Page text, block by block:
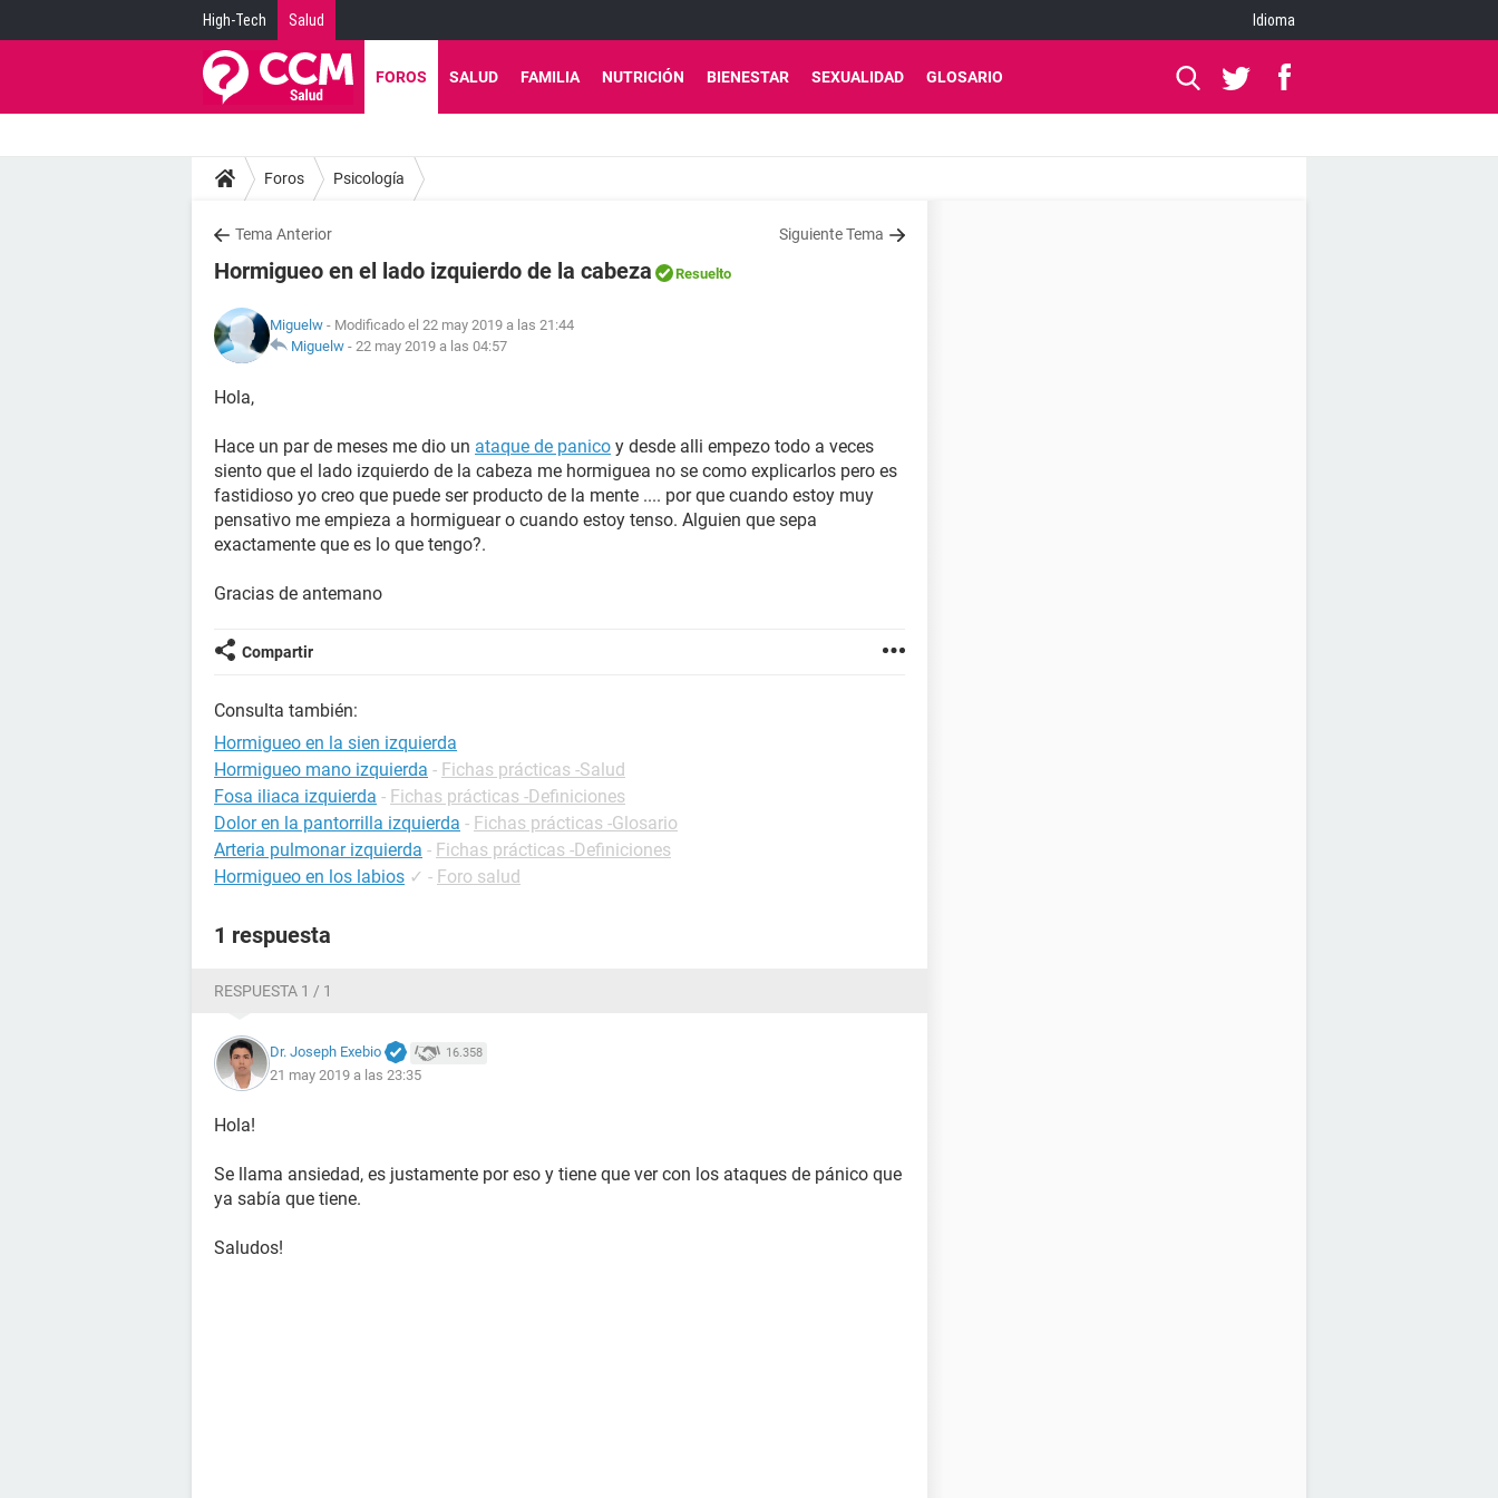
High-Tech Salud Idioma
FOROS SALUD FAMILIA NUTRICIÓN BIENESTAR SEXUALIDAD GLOSARIO
Foros Psicología
Tema Anterior Siguiente Tema
Hormigueo en el lado izquierdo de la cabeza Resuelto
Miguelw - Modificado el 22 may 2019 a las 21:44
Miguelw - 22 may 2019 a las 04:57
Hola,
Hace un par de meses me dio un ataque de panico y desde alli empezo todo a veces
siento que el lado izquierdo de la cabeza me hormiguea no se como explicarlos pero es
fastidioso yo creo que puede ser producto de la mente .... por que cuando estoy muy
pensativo me empieza a hormiguear o cuando estoy tenso. Alguien que sepa
exactamente que es lo que tengo?.
Gracias de antemano
Compartir
Consulta también:
Hormigueo en la sien izquierda
Hormigueo mano izquierda - Fichas prácticas -Salud
Fosa iliaca izquierda - Fichas prácticas -Definiciones
Dolor en la pantorrilla izquierda - Fichas prácticas -Glosario
Arteria pulmonar izquierda - Fichas prácticas -Definiciones
Hormigueo en los labios ✓ - Foro salud
1 respuesta
RESPUESTA 1 / 1
Dr. Joseph Exebio 16.358
21 may 2019 a las 23:35
Hola!
Se llama ansiedad, es justamente por eso y tiene que ver con los ataques de pánico que
ya sabía que tiene.
Saludos!